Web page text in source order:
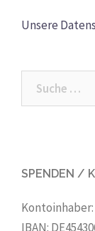
Unsere
SPENDEN /
Kontoinhaber:
IBAN: